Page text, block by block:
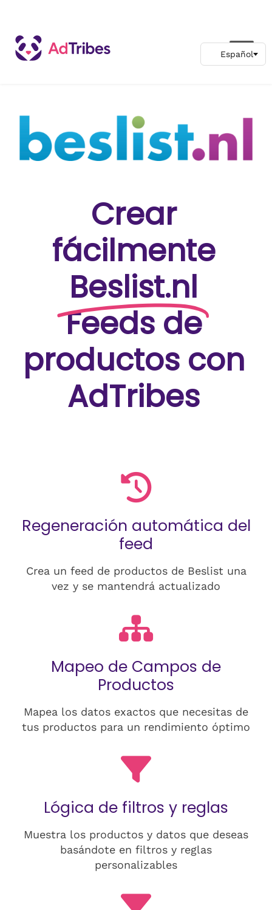
Crear
fácilmente
Beslist.nl
Feeds de
productos con
AdTribes
Regeneración automática del
feed
Crea un feed de productos de Beslist una
vez y se mantendrá actualizado
Mapeo de Campos de
Productos
Mapea los datos exactos que necesitas de
tus productos para un rendimiento óptimo
Lógica de filtros y reglas
Muestra los productos y datos que deseas
basándote en filtros y reglas
personalizables